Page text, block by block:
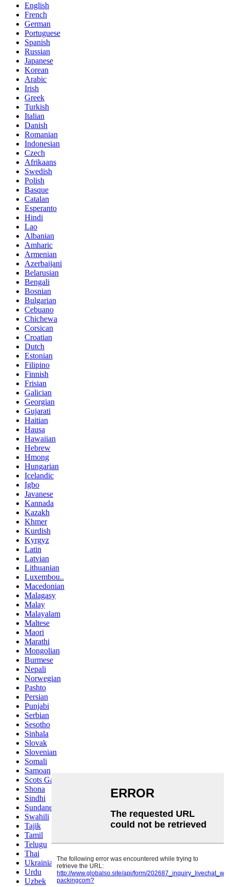
English
French
German
Portuguese
Spanish
Russian
Japanese
Korean
Arabic
Irish
Greek
Turkish
Italian
Danish
Romanian
Indonesian
Czech
Afrikaans
Swedish
Polish
Basque
Catalan
Esperanto
Hindi
Lao
Albanian
Amharic
Armenian
Azerbaijani
Belarusian
Bengali
Bosnian
Bulgarian
Cebuano
Chichewa
Corsican
Croatian
Dutch
Estonian
Filipino
Finnish
Frisian
Galician
Georgian
Gujarati
Haitian
Hausa
Hawaiian
Hebrew
Hmong
Hungarian
Icelandic
Igbo
Javanese
Kannada
Kazakh
Khmer
Kurdish
Kyrgyz
Latin
Latvian
Lithuanian
Luxembou..
Macedonian
Malagasy
Malay
Malayalam
Maltese
Maori
Marathi
Mongolian
Burmese
Nepali
Norwegian
Pashto
Persian
Punjabi
Serbian
Sesotho
Sinhala
Slovak
Slovenian
Somali
Samoan
Scots Gaelic
Shona
Sindhi
Sundanese
Swahili
Tajik
Tamil
Telugu
Thai
Ukrainian
Urdu
Uzbek